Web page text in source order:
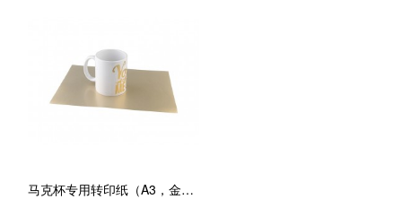
马克杯专用转印纸（A3，金色）（100张/包 ）